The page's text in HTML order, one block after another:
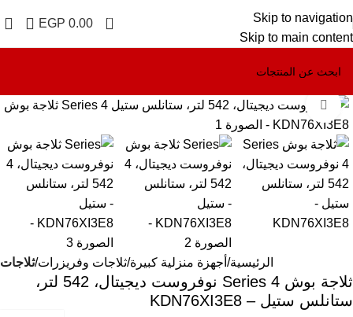
Skip to navigation
Skip to main content
0
EGP 0.00
Click to enlarge
الرئيسية أجهزة منزلية كبيرة ثلاجات وفريزرات ثلاجات
ثلاجة بوش Series 4 نوفروست ديجيتال، 542 لتر،
ستانلس ستيل – KDN76XI3E8